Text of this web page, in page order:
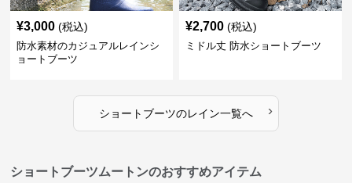
¥3,000 (税込)
防水素材のカジュアルレインシ
ョートブーツ
¥2,700 (税込)
ミドル丈 防水ショートブーツ
ショートブーツのレイン一覧へ ›
ショートブーツムートンのおすすめアイテム